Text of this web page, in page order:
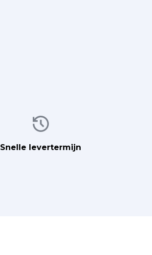
Afbeelding
Snelle levertermijn